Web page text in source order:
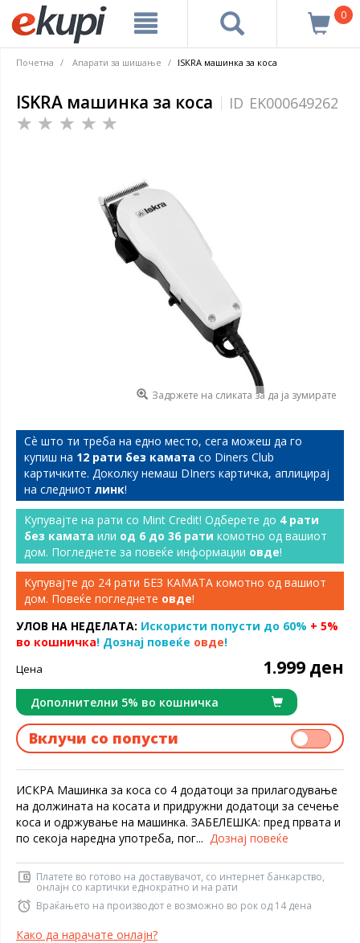
0
Почетна Апарати за шишање ISKRA машинка за коса
ISKRA машинка за коса ID EK000649262
Задржете на сликата за да ја зумирате
Сѐ што ти треба на едно место, сега можеш да го
купиш на 12 рати без камата со Diners Club
картичките. Доколку немаш DIners картичка, аплицирај
на следниот линк!
Купувајте на рати со Mint Credit! Одберете до 4 рати
без камата или од 6 до 36 рати комотно од вашиот
дом. Погледнете за повеќе информации овде!
Купувајте до 24 рати БЕЗ КАМАТА комотно од вашиот
дом. Повеќе погледнете овде!
УЛОВ НА НЕДЕЛАТА: Искористи попусти до 60% + 5%
во кошничка! Дознај повеќе овде!
Цена 1.999 ден
Дополнителни 5% во кошничка
Вклучи со попусти
ИСКРА Машинка за коса со 4 додатоци за прилагодување
на должината на косата и придружни додатоци за сечење
коса и одржување на машинка. ЗАБЕЛЕШКА: пред првата и
по секоја наредна употреба, пог... Дознај повеќе
Платете во готово на доставувачот, со интернет банкарство,
онлајн со картички еднократно и на рати
Враќањето на производот е возможно во рок од 14 дена
Како да нарачате онлајн?